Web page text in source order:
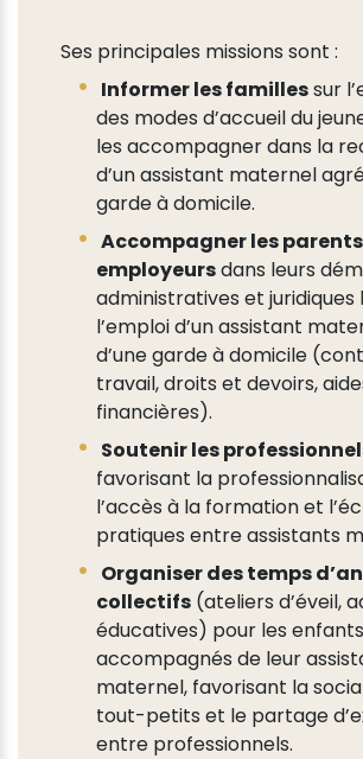
Ses principales missions sont :
Informer les famillessur
des modes d’accueil du
les accompagner dans la
d’un assistant maternel
garde à domicile.
Accompagner les parents
employeursdans leurs
administratives et juridiques
l’emploi d’un assistant
d’une garde à domicile
travail, droits et devoirs,
financières).
Soutenir les
favorisant la
l’accès à la formation et
pratiques entre assistants
Organiser des temps
collectifs (ateliers d’éveil,
éducatives) pour les enfants
accompagnés de leur
maternel, favorisant la
tout-petits et le partage
entre professionnels.